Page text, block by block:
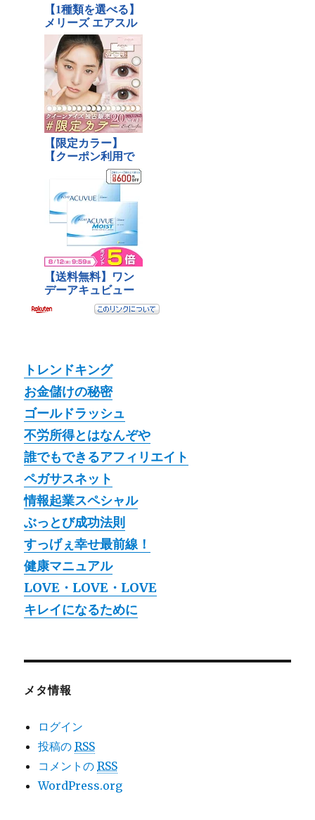
トレンドキング
お金儲けの秘密
ゴールドラッシュ
不労所得とはなんぞや
誰でもできるアフィリエイト
ペガサスネット
情報起業スペシャル
ぶっとび成功法則
すっげぇ幸せ最前線！
健康マニュアル
LOVE・LOVE・LOVE
キレイになるために
メタ情報
ログイン
投稿のRSS
コメントのRSS
WordPress.org